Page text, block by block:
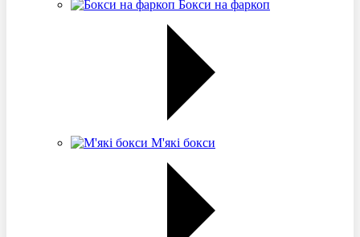
Бокси на фаркоп
М'які бокси